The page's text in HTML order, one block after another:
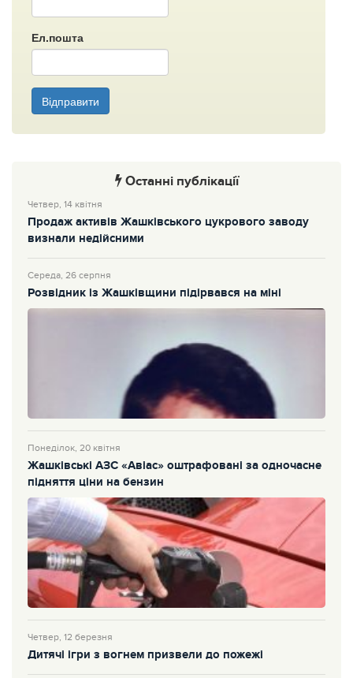
Ел.пошта
Відправити
Останні публікації
Четвер, 14 квітня
Продаж активів Жашківського цукрового заводу
визнали недійсними
Середа, 26 серпня
Розвідник із Жашківщини підірвався на міні
Понеділок, 20 квітня
Жашківські АЗС «Авіас» оштрафовані за одночасне
підняття ціни на бензин
Четвер, 12 березня
Дитячі ігри з вогнем призвели до пожежі